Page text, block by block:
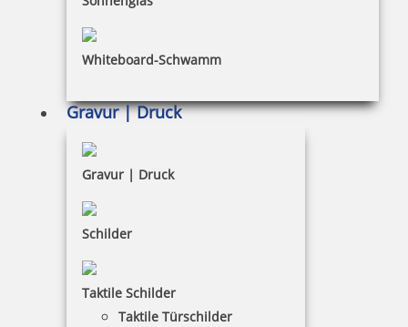
Whiteboard-Schwamm
Gravur | Druck
Gravur | Druck
Schilder
Taktile Schilder
Taktile Türschilder
Impressum
Widerruf
Barrierefreiheit
Vertrag widerrufen
Mein Konto